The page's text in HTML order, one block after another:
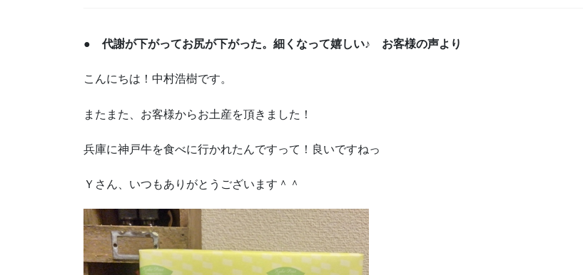
● 代謝が下がってお尻が下がった。細くなって嬉しい♪ お客様の声より
こんにちは！中村浩樹です。
またまた、お客様からお土産を頂きました！
兵庫に神戸牛を食べに行かれたんですって！良いですねっ
Ｙさん、いつもありがとうございます＾＾